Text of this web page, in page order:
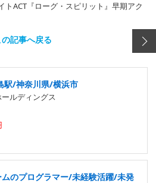
ACT『ローグ・スピリット』早期アク
の記事へ戻る
駅/神奈川県/横浜市
ルディングス
ムのプログラマー/未経験活躍/未発